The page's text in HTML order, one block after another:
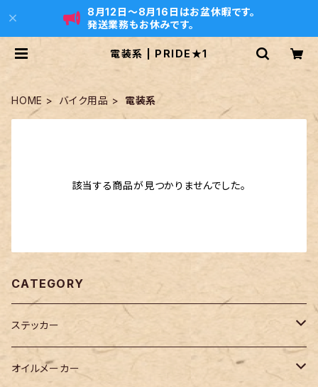
8月12日〜8月16日はお盆休暇です。
発送業務もお休みです。
電装系 | PRIDE★1
HOME バイク用品 電装系
該当する商品が見つかりませんでした。
CATEGORY
ステッカー
カッティングステッカー
オイルメーカー